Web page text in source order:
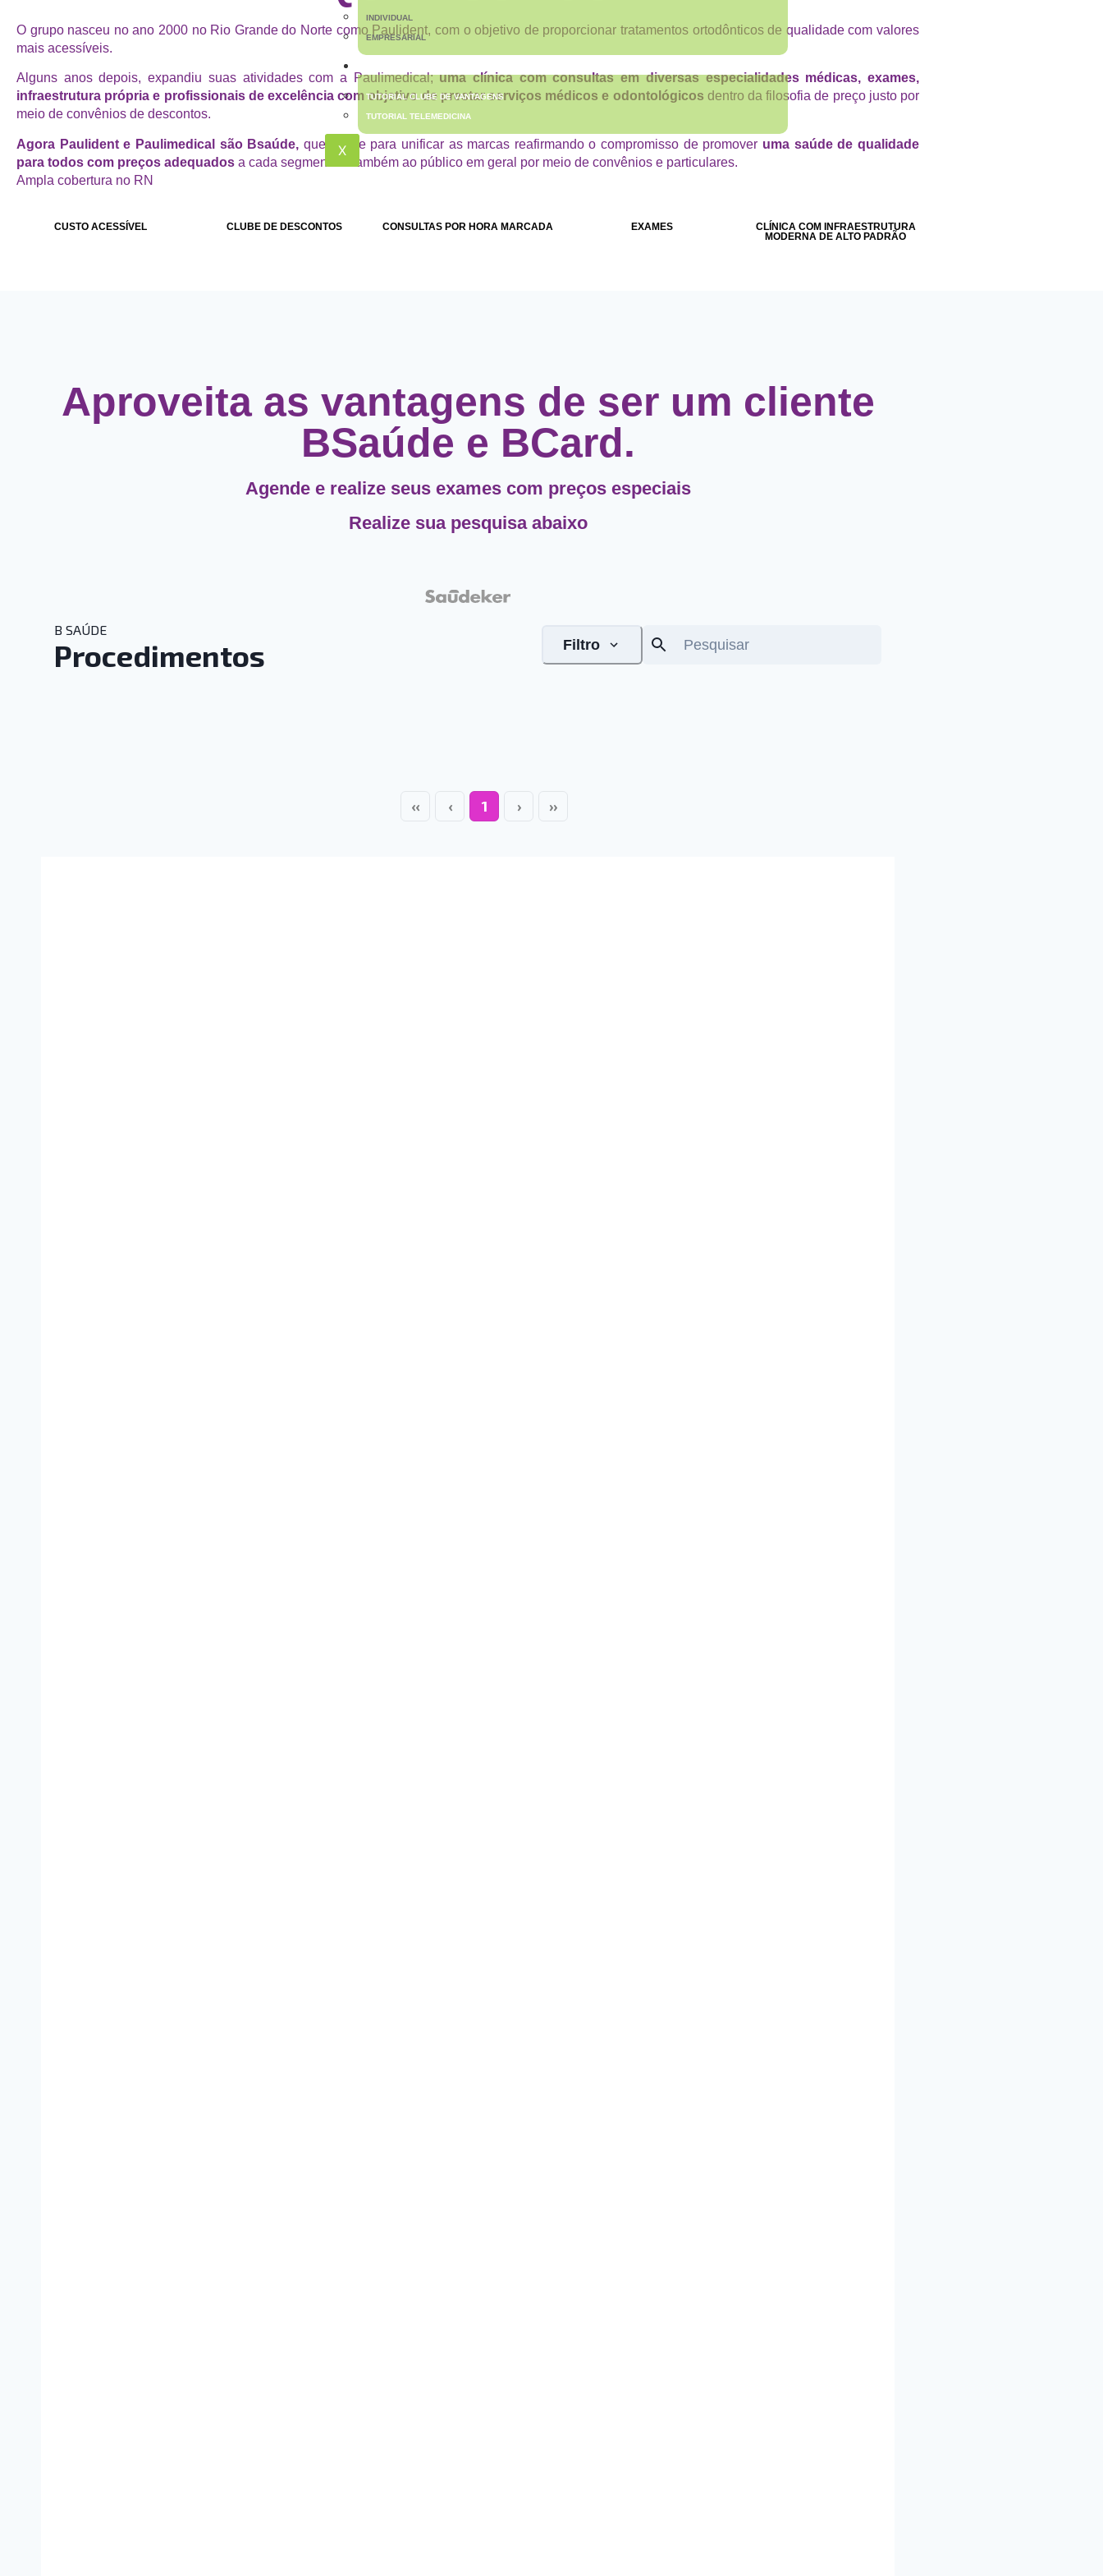
INDIVIDUAL
EMPRESARIAL
TUTORIAL CLUBE DE VANTAGENS
TUTORIAL TELEMEDICINA
X
O grupo nasceu no ano 2000 no Rio Grande do Norte como Paulident, com o objetivo de proporcionar tratamentos ortodônticos de qualidade com valores
mais acessíveis.
Alguns anos depois, expandiu suas atividades com a Paulimedical;uma clínica com consultas em diversas especialidades médicas, exames,
infraestrutura própria e profissionais de excelência com objetivo de prestar serviços médicos e odontológicos dentro da filosofia de preço justo por
meio de convênios de descontos.
Agora Paulident e Paulimedical são Bsaúde, que nasce para unificar as marcas reafirmando o compromisso de promover uma saúde de qualidade
para todos com preços adequados a cada segmento e também ao público em geral por meio de convênios e particulares.
Ampla cobertura no RN
CUSTO ACESSÍVEL CLUBE DE DESCONTOS CONSULTAS POR HORA MARCADA EXAMES
CLÍNICA COM INFRAESTRUTURA
MODERNA DE ALTO PADRÃO
Aproveita as vantagens de ser um cliente
BSaúde e BCard.
Agende e realize seus exames com preços especiais
Realize sua pesquisa abaixo